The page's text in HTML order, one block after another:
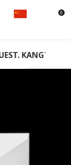
0
KANGTA)